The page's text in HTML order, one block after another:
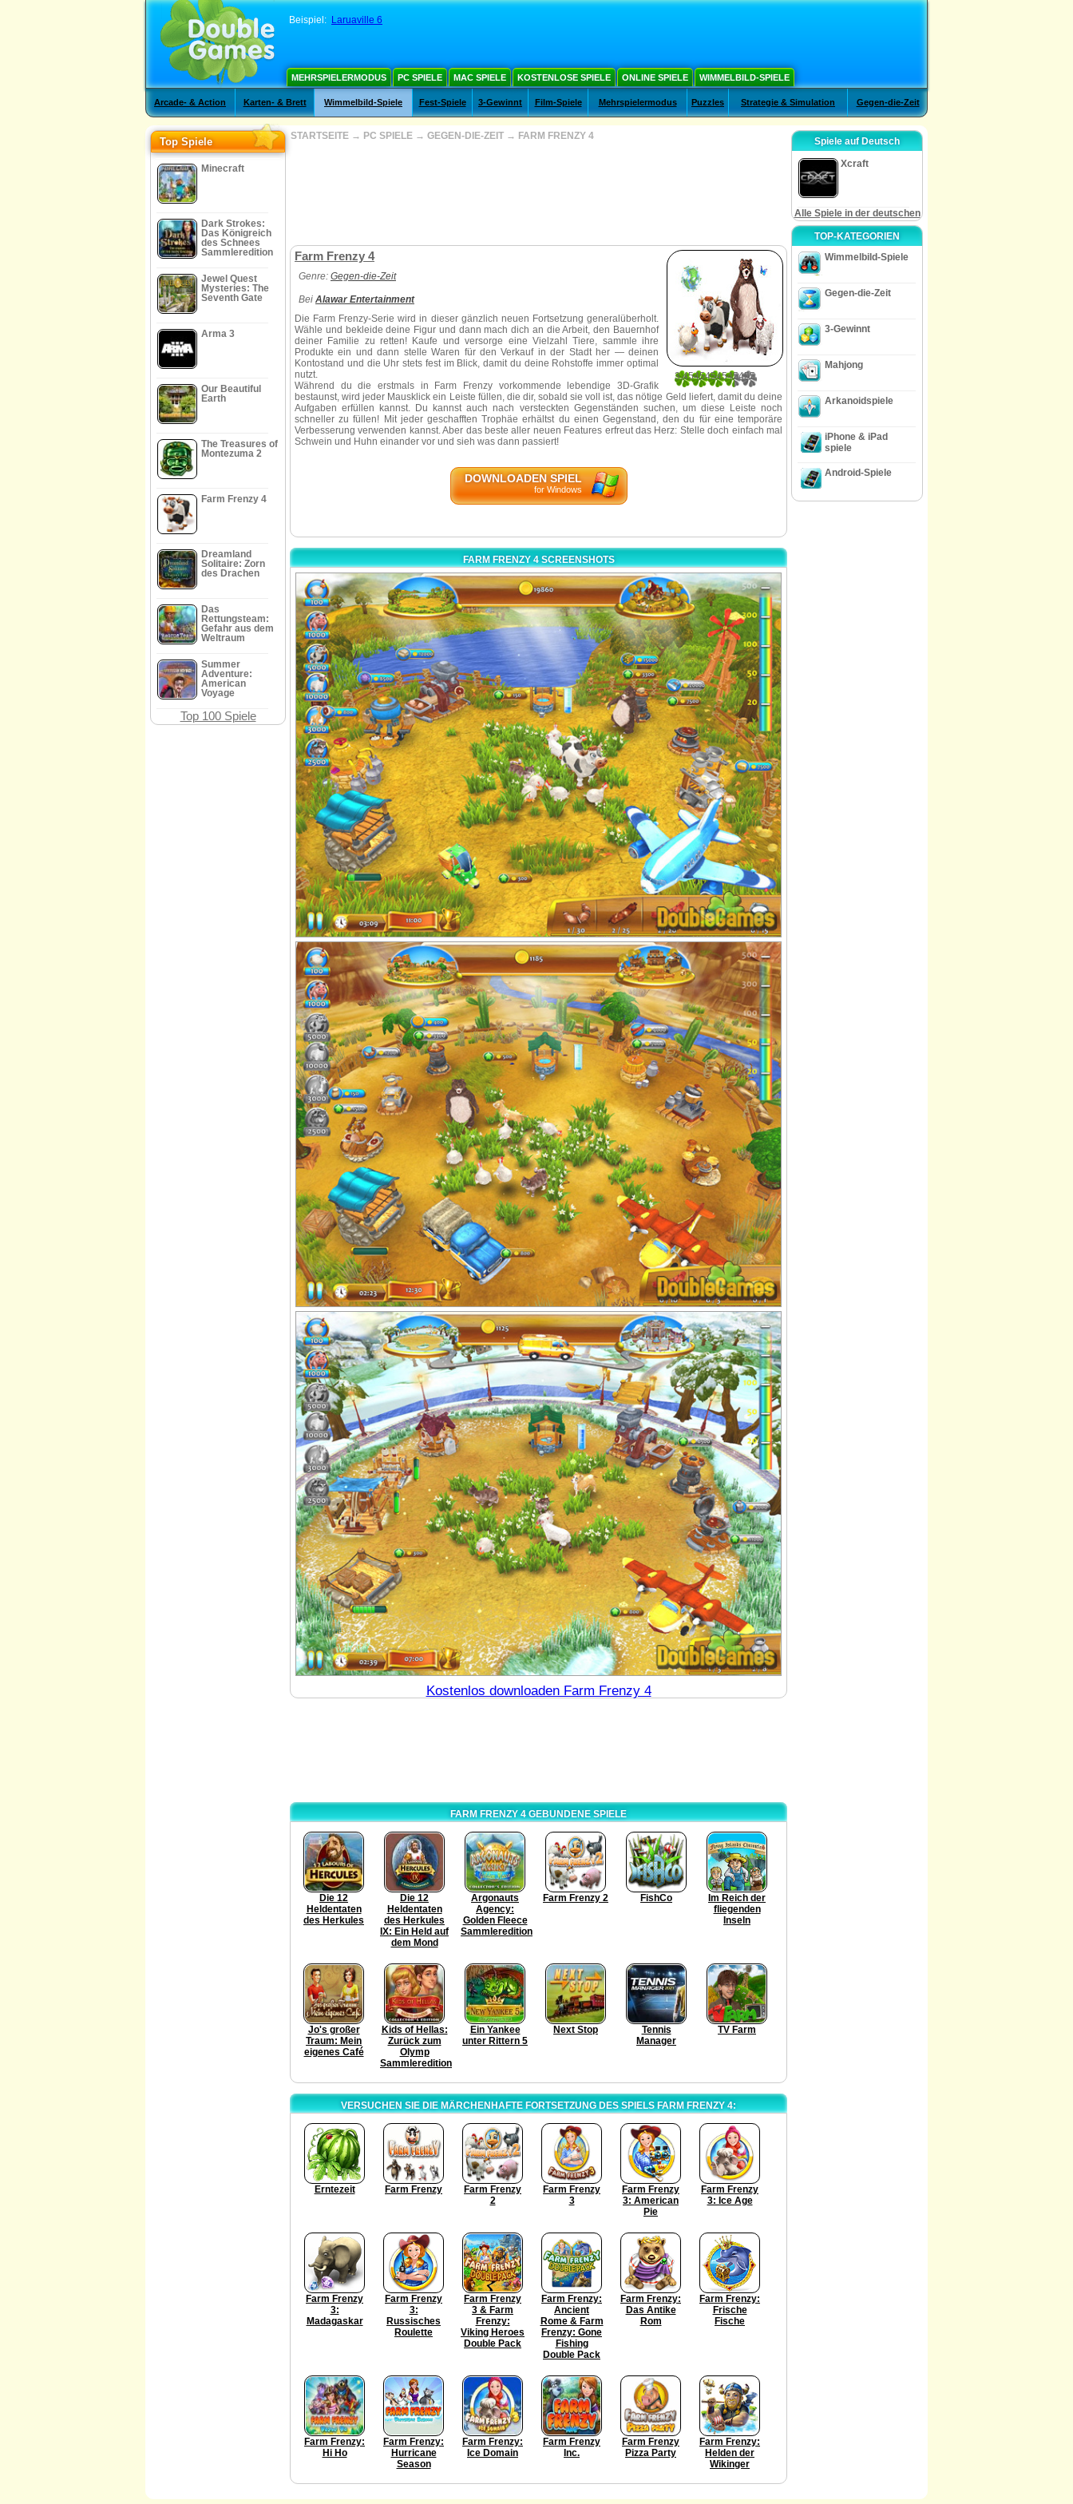
Beispiel: Laruaville 6
MEHRSPIELERMODUS PC SPIELE MAC SPIELE KOSTENLOSE SPIELE ONLINE SPIELE WIMMELBILD-SPIELE
Arcade- & Action Karten- & Brett Wimmelbild-Spiele Fest-Spiele 3-Gewinnt Film-Spiele Mehrspielermodus Puzzles Strategie & Simulation Gegen-die-Zeit
Top Spiele
Minecraft
Dark Strokes:
Das Königreich
des Schnees
Sammleredition
Jewel Quest
Mysteries: The
Seventh Gate
Arma 3
Our Beautiful
Earth
The Treasures of
Montezuma 2
Farm Frenzy 4
Dreamland
Solitaire: Zorn
des Drachen
Das
Rettungsteam:
Gefahr aus dem
Weltraum
Summer
Adventure:
American
Voyage
Top 100 Spiele
STARTSEITE → PC SPIELE → GEGEN-DIE-ZEIT → FARM FRENZY 4
3.4545454545455
110
Farm Frenzy 4
Genre: Gegen-die-Zeit
Bei Alawar Entertainment
Die Farm Frenzy-Serie wird in dieser gänzlich neuen Fortsetzung generalüberholt.
Wähle und bekleide deine Figur und dann mach dich an die Arbeit, den Bauernhof
deiner Familie zu retten! Kaufe und versorge eine Vielzahl Tiere, sammle ihre
Produkte ein und dann stelle Waren für den Verkauf in der Stadt her — deinen
Kontostand und die Uhr stets fest im Blick, damit du deine Rohstoffe immer optimal
nutzt.
Während du die erstmals in Farm Frenzy vorkommende lebendige 3 D-Grafik
bestaunst, wird jeder Mausklick ein Leiste füllen, die dir, sobald sie voll ist, das nötige Geld liefert, damit du deine
Aufgaben erfüllen kannst. Du kannst auch nach versteckten Gegenständen suchen, um diese Leiste noch
schneller zu füllen! Mit jeder geschafften Trophäe erhältst du einen Gegenstand, den du für eine temporäre
Verbesserung verwenden kannst. Aber das beste aller neuen Features erfreut das Herz: Stelle doch einfach mal
Schwein und Huhn einander vor und sieh was dann passiert!
DOWNLOADEN SPIEL
for Windows
FARM FRENZY 4 SCREENSHOTS
Kostenlos downloaden Farm Frenzy 4
FARM FRENZY 4 GEBUNDENE SPIELE
Die 12
Heldentaten
des Herkules
Die 12
Heldentaten
des Herkules
IX: Ein Held auf
dem Mond
Argonauts
Agency:
Golden Fleece
Sammleredition
Farm Frenzy 2 FishCo
Im Reich der
fliegenden
Inseln
Jo's großer
Traum: Mein
eigenes Café
Kids of Hellas:
Zurück zum
Olymp
Sammleredition
Ein Yankee
unter Rittern 5
Next Stop
Tennis
Manager
TV Farm
VERSUCHEN SIE DIE MÄRCHENHAFTE FORTSETZUNG DES SPIELS FARM FRENZY 4:
Erntezeit Farm Frenzy
Farm Frenzy
2
Farm Frenzy
3
Farm Frenzy
3: American
Pie
Farm Frenzy
3: Ice Age
Farm Frenzy
3:
Madagaskar
Farm Frenzy
3:
Russisches
Roulette
Farm Frenzy
3 & Farm
Frenzy:
Viking Heroes
Double Pack
Farm Frenzy:
Ancient
Rome & Farm
Frenzy: Gone
Fishing
Double Pack
Farm Frenzy:
Das Antike
Rom
Farm Frenzy:
Frische
Fische
Farm Frenzy:
Hi Ho
Farm Frenzy:
Hurricane
Season
Farm Frenzy:
Ice Domain
Farm Frenzy
Inc.
Farm Frenzy
Pizza Party
Farm Frenzy:
Helden der
Wikinger
Spiele auf Deutsch
Xcraft
Alle Spiele in der deutschen
TOP-KATEGORIEN
Wimmelbild-Spiele
Gegen-die-Zeit
3-Gewinnt
Mahjong
Arkanoidspiele
iPhone & iPad
spiele
Android-Spiele